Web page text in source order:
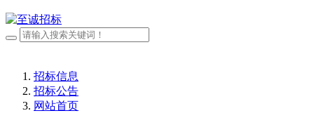
招标信息
招标公告
网站首页